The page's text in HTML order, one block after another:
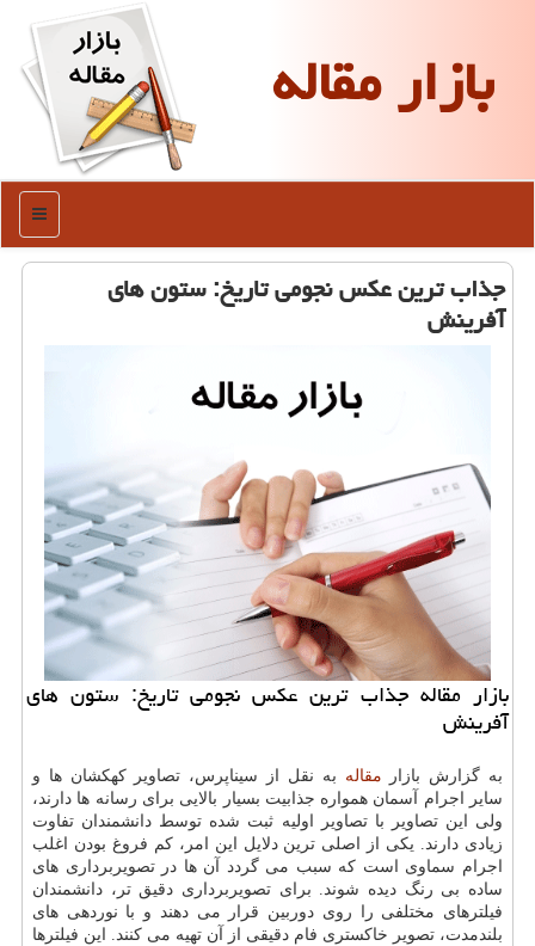
بازار مقاله
منو
جذاب ترین عكس نجومی تاریخ: ستون های
آفرینش
بازار مقاله جذاب ترین عكس نجومی تاریخ: ستون های
آفرینش
به گزارش بازار مقاله به نقل از سیناپرس، تصاویر كهكشان ها و
سایر اجرام آسمان همواره جذابیت بسیار بالایی برای رسانه ها دارند،
ولی این تصاویر با تصاویر اولیه ثبت شده توسط دانشمندان تفاوت
زیادی دارند. یكی از اصلی ترین دلایل این امر، كم فروغ بودن اغلب
اجرام سماوی است كه سبب می گردد آن ها در تصویربرداری های
ساده بی رنگ دیده شوند. برای تصویربرداری دقیق تر، دانشمندان
فیلترهای مختلفی را روی دوربین قرار می دهند و با نوردهی های
بلندمدت، تصویر خاكستری فام دقیقی از آن تهیه می كنند. این فیلترها